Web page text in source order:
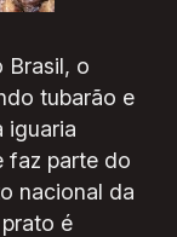
Brasil, o
tubarão e
iguaria
faz parte do
nacional da
é